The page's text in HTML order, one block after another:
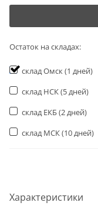
Характеристики
Остаток на складах:
склад Омск (1 дней)
склад НСК(5 дней)
склад ЕКБ(2 дней)
склад МСК(10 дней)